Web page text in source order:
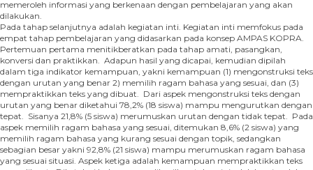
memeroleh informasi yang berkenaan dengan pembelajaran yang akan
dilakukan.
Pada tahap selanjutnya adalah kegiatan inti. Kegiatan inti memfokus pada
empat tahap pembelajaran yang didasarkan pada konsep AMPAS KOPRA.
Pertemuan pertama menitikberatkan pada tahap amati, pasangkan,
konversi dan praktikkan. Adapun hasil yang dicapai, kemudian dipilah
dalam tiga indikator kemampuan, yakni kemampuan (1) mengonstruksi teks
dengan urutan yang benar 2) memilih ragam bahasa yang sesuai, dan (3)
mempraktikkan teks yang dibuat. Dari aspek mengonstruksi teks dengan
urutan yang benar diketahui 78,2% (18 siswa) mampu mengurutkan dengan
tepat. Sisanya 21,8% (5 siswa) merumuskan urutan dengan tidak tepat. Pada
aspek memilih ragam bahasa yang sesuai, ditemukan 8,6% (2 siswa) yang
memilih ragam bahasa yang kurang sesuai dengan topik, sedangkan
sebagian besar yakni 92,8% (21 siswa) mampu merumuskan ragam bahasa
yang sesuai situasi. Aspek ketiga adalah kemampuan mempraktikkan teks